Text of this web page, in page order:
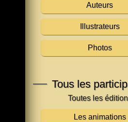
Auteurs
Illustrateurs
Photos
Tous les
Les animations